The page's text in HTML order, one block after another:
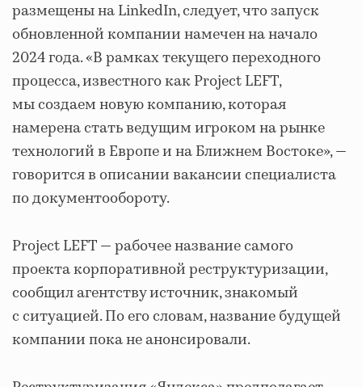
размещены на LinkedIn, следует, что запуск
обновленной компании намечен на начало
2024 года. «В рамках текущего переходного
процесса, известного как Project LEFT,
мы создаем новую компанию, которая
намерена стать ведущим игроком на рынке
технологий в Европе и на Ближнем Востоке», —
говорится в описании вакансии специалиста
по документообороту.
Project LEFT — рабочее название самого
проекта корпоративной реструктуризации,
сообщил агентству источник, знакомый
с ситуацией. По его словам, название будущей
компании пока не анонсировали.